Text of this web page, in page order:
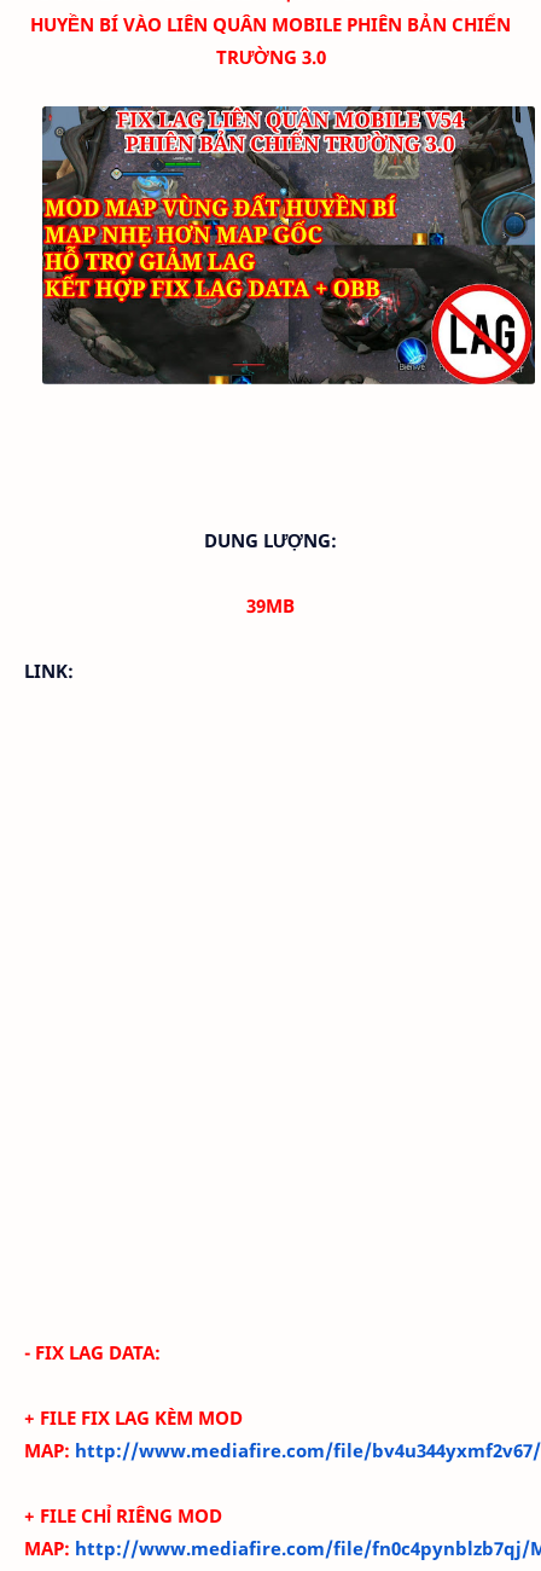
HUYỀN BÍ VÀO LIÊN QUÂN MOBILE PHIÊN BẢN CHIẾN
TRƯỜNG 3.0
DUNG LƯỢNG:
39MB
LINK:
- FIX LAG DATA:
+ FILE FIX LAG KÈM MOD
MAP: http://www.mediafire.com/file/bv4u344yxmf2v67/
+ FILE CHỈ RIÊNG MOD
MAP: http://www.mediafire.com/file/fn0c4pynblzb7qj/